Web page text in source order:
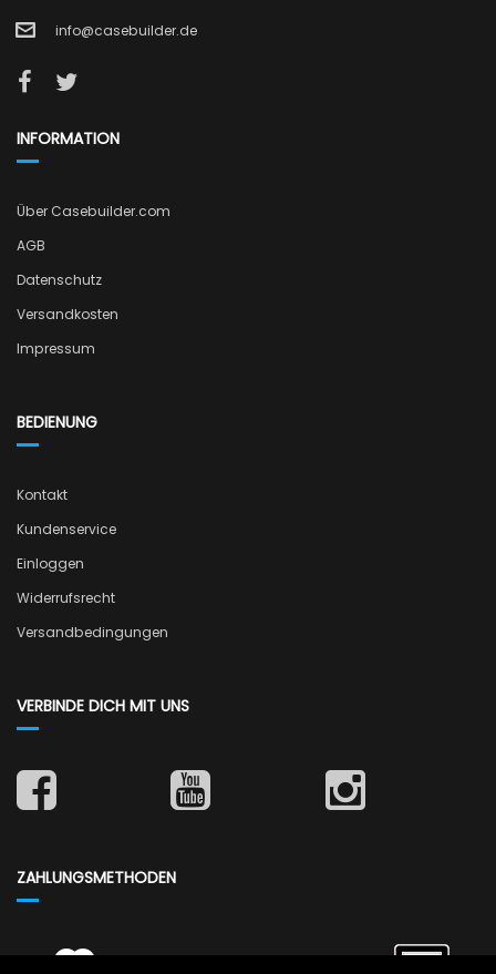
info@casebuilder.de
INFORMATION
Über Casebuilder.com
AGB
Datenschutz
Versandkosten
Impressum
BEDIENUNG
Kontakt
Kundenservice
Einloggen
Widerrufsrecht
Versandbedingungen
VERBINDE DICH MIT UNS
ZAHLUNGSMETHODEN